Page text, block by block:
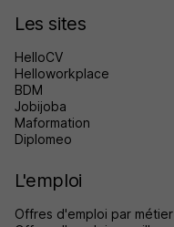
Les sites
HelloCV
Helloworkplace
BDM
Jobijoba
Maformation
Diplomeo
L'emploi
Offres d'emploi par métier